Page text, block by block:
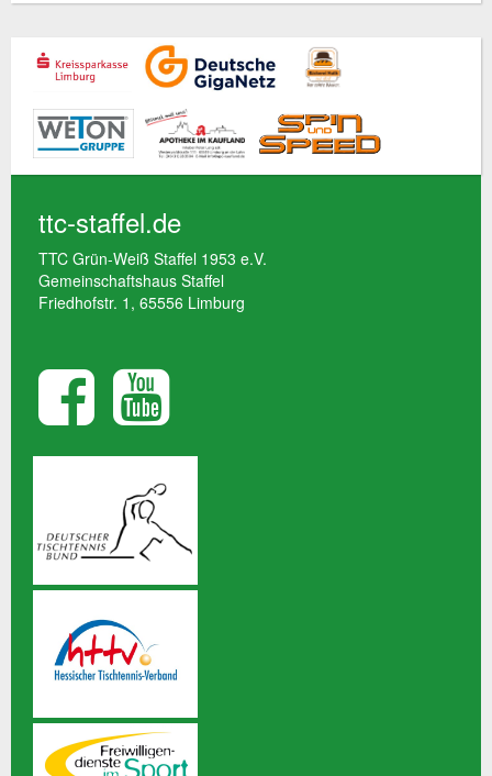
ttc-staffel.de
TTC Grün-Weiß Staffel 1953 e.V.
Gemeinschaftshaus Staffel
Friedhofstr. 1, 65556 Limburg